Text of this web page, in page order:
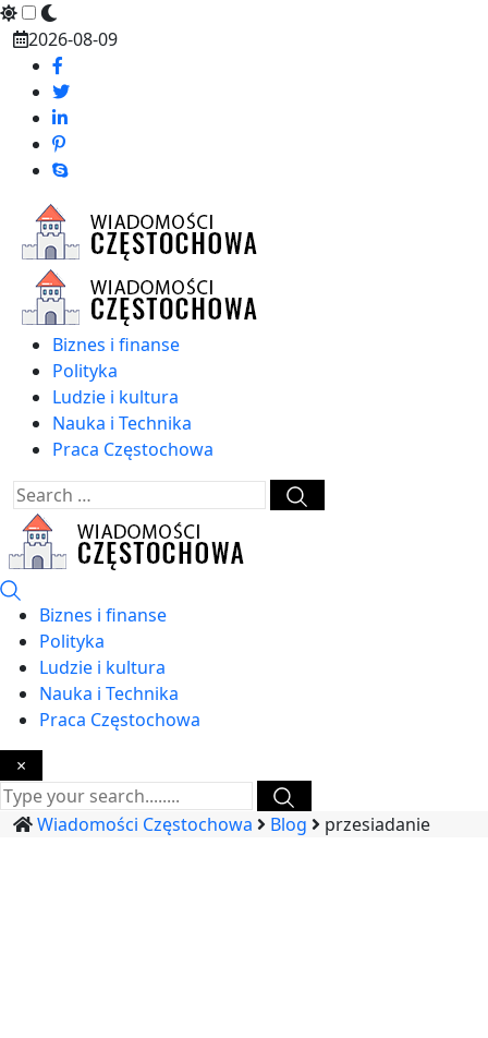
Skip
content
2026-08-09
Biznes i finanse
Polityka
Ludzie i kultura
Nauka i Technika
Praca Częstochowa
Biznes i finanse
Polityka
Ludzie i kultura
Nauka i Technika
Praca Częstochowa
×
Wiadomości Częstochowa Blog przesiadanie